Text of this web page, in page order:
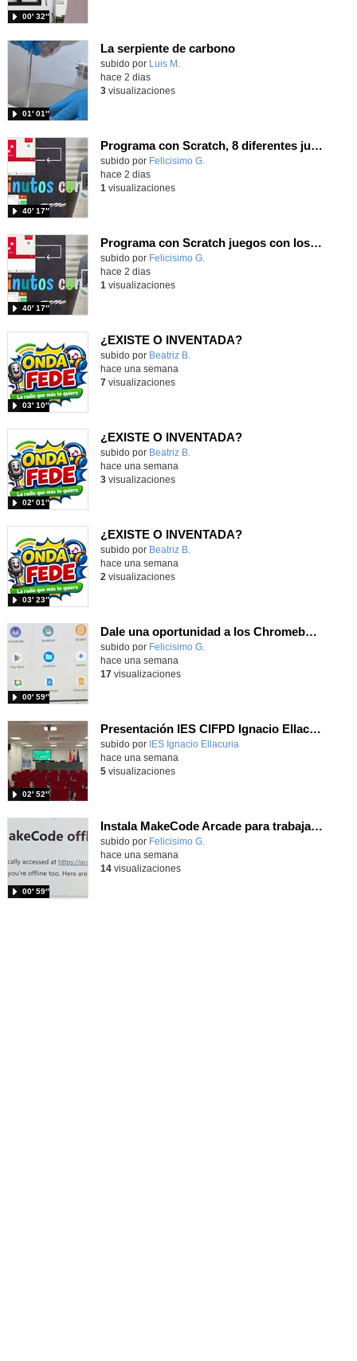
00′ 32″
La serpiente de carbono
Contenido educativo.
subido por Luis M.
01′ 01″
hace 2 dias
3visualizaciones
Programa con Scratch, 8 diferentes juegos para vivir la emoción de los partidos de España en el mundial 2026
Contenido educativo.
subido por Felicisimo G.
40′ 17″
hace 2 dias
1 visualizaciones
Programa con Scratch juegos con los partidos del mundial 2026 ganados por España
Contenido educativo.
subido por Felicisimo G.
40′ 17″
hace 2 dias
1 visualizaciones
¿EXISTE O INVENTADA?
Contenido educativo.
subido por Beatriz B.
03′ 10″
hace una semana
7visualizaciones
¿EXISTE O INVENTADA?
Contenido educativo.
subido por Beatriz B.
02′ 01″
hace una semana
3visualizaciones
¿EXISTE O INVENTADA?
Contenido educativo.
subido por Beatriz B.
03′ 23″
hace una semana
2 visualizaciones
Dale una oportunidad a los Chromebooks y utiliza un proyector para realizar talleres si no tienes pantallas táctiles
Contenido educativo.
subido por Felicisimo G.
00′ 59″
hace una semana
17visualizaciones
Presentación IES CIFPD Ignacio Ellacuría
Contenido educativo.
subido por IES Ignacio Ellacuria
02′ 52″
hace una semana
5visualizaciones
Instala MakeCode Arcade para trabajar offline en tu tablet, ordenador, Chromebook
Contenido educativo.
subido por Felicisimo G.
00′ 59″
hace una semana
14visualizaciones